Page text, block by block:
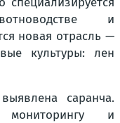
и
новая отрасль —
культуры: лен
саранча.
мониторингу и